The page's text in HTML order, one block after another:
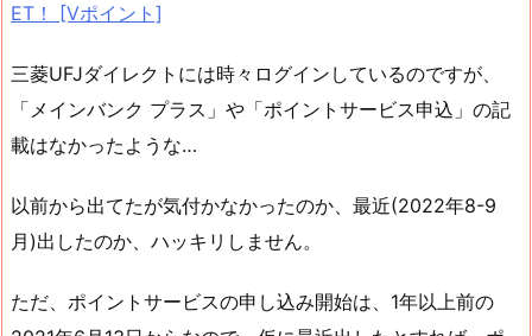
ET！ [Vポイント]
三菱UFJダイレクトには時々ログインしているのですが、
「メインバンク プラス」や「ポイントサービス申込」の記
載はなかったような…
以前から出てたが気付かなかったのか、最近(2022年8-9
月)出したのか、ハッキリしません。
ただ、ポイントサービスの申し込み開始は、1年以上前の